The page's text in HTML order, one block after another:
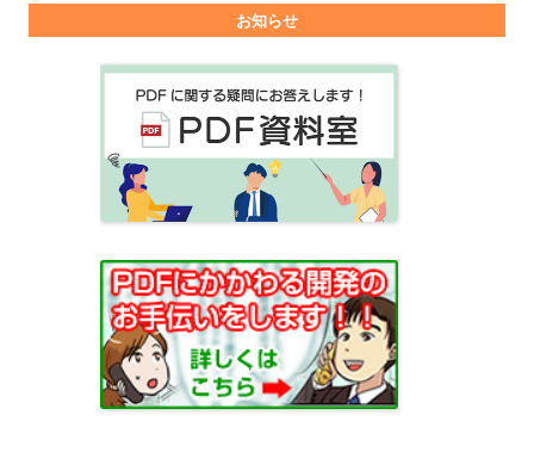
お知らせ